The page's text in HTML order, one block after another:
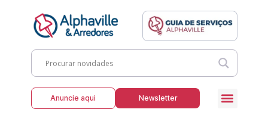
Anuncie aqui Newsletter